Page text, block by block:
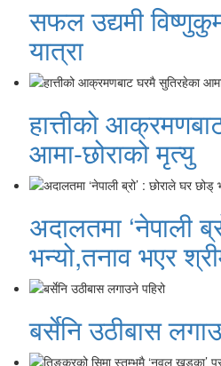
सफल उद्यमी
यात्रा
हात्तीको
आमा-छोराको मृत्यु
अदालतमा ‘नेपाली
भन्यो,तनाव भएर
बर्सेनि उठीबास